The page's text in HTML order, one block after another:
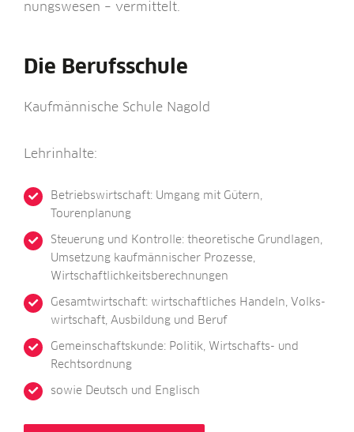
nungs­we­sen – vermittelt.
Die Berufsschule
Kauf­män­ni­sche Schu­le Nagold
Lehr­in­hal­te:
Betriebs­wirt­schaft: Umgang mit Gütern,
Tourenplanung
Steue­rung und Kon­trol­le: theo­re­ti­sche Grund­la­gen,
Umset­zung kauf­män­ni­scher Pro­zes­se,
Wirtschaftlichkeitsberechnungen
Gesamt­wirt­schaft: wirt­schaft­li­ches Han­deln, Volks­
wirt­schaft, Aus­bil­dung und Beruf
Gemein­schafts­kun­de: Poli­tik, Wirt­schafts- und
Rechtsordnung
sowie Deutsch und Englisch